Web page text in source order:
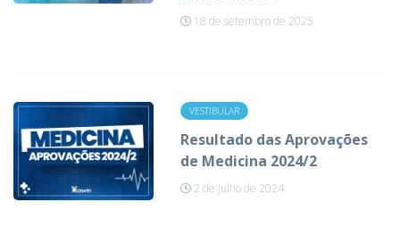
18 de setembro de 2025
VESTIBULAR
Resultado das Aprovações
de Medicina 2024/2
2 de julho de 2024